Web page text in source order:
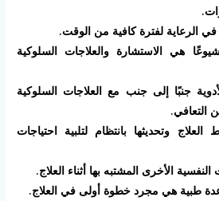
الرعاية لفترة كافية من الوقت.
هي الاستشارة والعلاجات السلوكية
جنبًا إلى جنب مع العلاجات السلوكية
التعافي.
وتحديثها بانتظام لتلبية احتياجات
الأخرى المشتبه بها أثناء العلاج.
طبية هي مجرد خطوة أولى في العلاج.